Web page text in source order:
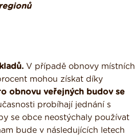
V případě obnovy místních
mohou získat díky
obnovu veřejných budov se
probíhají jednání s
se obce neostýchaly používat
bude v následujících letech